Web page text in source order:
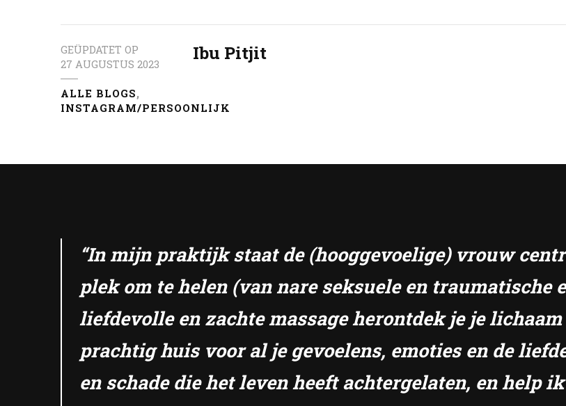
GEÜPDATET OP
27 AUGUSTUS 2023
ALLE BLOGS
INSTAGRAM/PERSOONLIJK
Ibu Pitjit
“In mijn praktijk staat de (hooggevoelige) vrouw
plek om te helen (van nare seksuele en traumatische
liefdevolle en zachte massage herontdek je je
prachtig huis voor al je gevoelens, emoties en de
en schade die het leven heeft achtergelaten, en help